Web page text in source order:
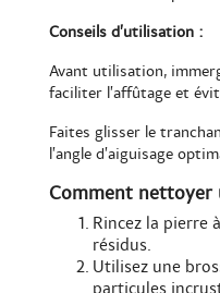
Conseils d’utilisation :
Avant utilisation,
faciliter l’affûtage et
Faites glisser le
l’angle d’aiguisage
Comment nettoyer
Rincez la pierre
résidus.
Utilisez une
particules